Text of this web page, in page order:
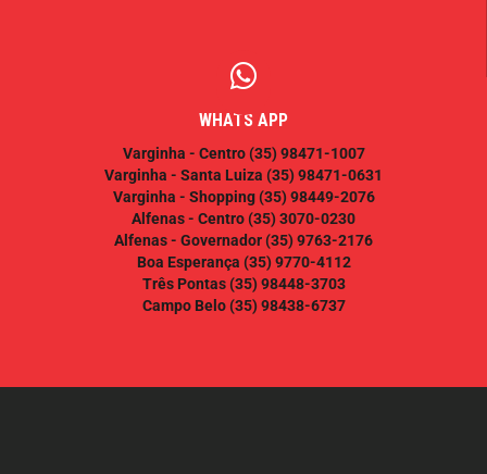
WHATS APP
Varginha - Centro(35) 98471-1007
Varginha - Santa Luiza (35) 98471-0631
Varginha - Shopping(35) 98449-2076
Alfenas - Centro(35) 3070-0230
Alfenas - Governador(35) 9763-2176
Boa Esperança (35) 9770-4112
Três Pontas(35) 98448-3703
Campo Belo(35) 98438-6737